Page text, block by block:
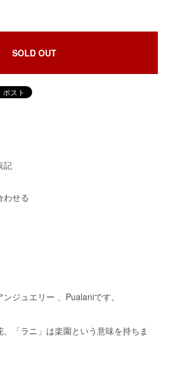
SOLD OUT
記
わせる
ジュエリー 、Pualaniです。
「ラニ」は楽園という意味を持ちま